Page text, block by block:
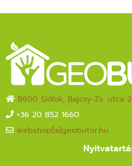
8600 Siófok, Bajcsy-Zs. utca
+36 20 852 1660
webshop[a]geobutor.hu